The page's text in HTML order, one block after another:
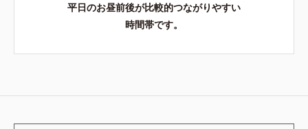
平日のお昼前後が比較的つながりやすい
時間帯です。